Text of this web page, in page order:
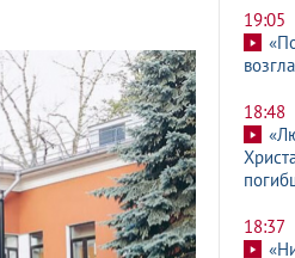
19:05
18:48
18:37